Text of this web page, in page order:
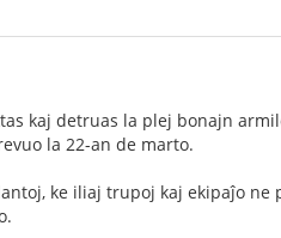
kaj detruas la plej bonajn
la 22-an de marto.
ke iliaj trupoj kaj ekipaĵo